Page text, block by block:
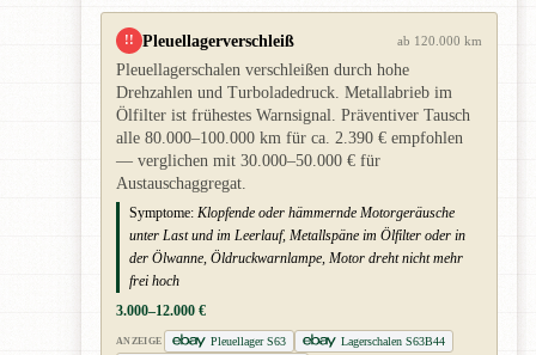
!! Pleuellagerverschleiß ab 120.000 km
Pleuellagerschalen verschleißen durch hohe
Drehzahlen und Turboladedruck. Metallabrieb im
Ölfilter ist frühestes Warnsignal. Präventiver Tausch
alle 80.000–100.000 km für ca. 2.390 € empfohlen
— verglichen mit 30.000–50.000 € für
Austauschaggregat.
Symptome: Klopfende oder hämmernde Motorgeräusche
unter Last und im Leerlauf, Metallspäne im Ölfilter oder in
der Ölwanne, Öldruckwarnlampe, Motor dreht nicht mehr
frei hoch
3.000–12.000 €
ANZEIGE Pleuellager S63
Lagerschalen S63B44